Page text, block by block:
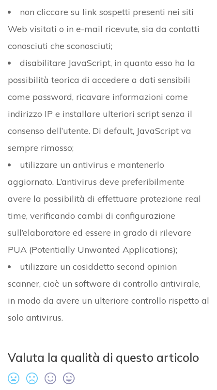
non cliccare su link sospetti presenti nei siti
Web visitati o in e-mail ricevute, sia da contatti
conosciuti che sconosciuti;
disabilitare JavaScript, in quanto esso ha la
possibilità teorica di accedere a dati sensibili
come password, ricavare informazioni come
indirizzo IP e installare ulteriori script senza il
consenso dell’utente. Di default, JavaScript va
sempre rimosso;
utilizzare un antivirus e mantenerlo
aggiornato. L’antivirus deve preferibilmente
avere la possibilità di effettuare protezione real
time, verificando cambi di configurazione
sull’elaboratore ed essere in grado di rilevare
PUA (Potentially Unwanted Applications);
utilizzare un cosiddetto second opinion
scanner, cioè un software di controllo antivirale,
in modo da avere un ulteriore controllo rispetto al
solo antivirus.
Valuta la qualità di questo articolo